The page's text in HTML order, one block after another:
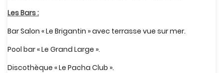
Les Bars :
Bar Salon « Le Brigantin » avec terrasse vue sur mer.
Pool bar « Le Grand Large ».
Discothèque « Le Pacha Club ».